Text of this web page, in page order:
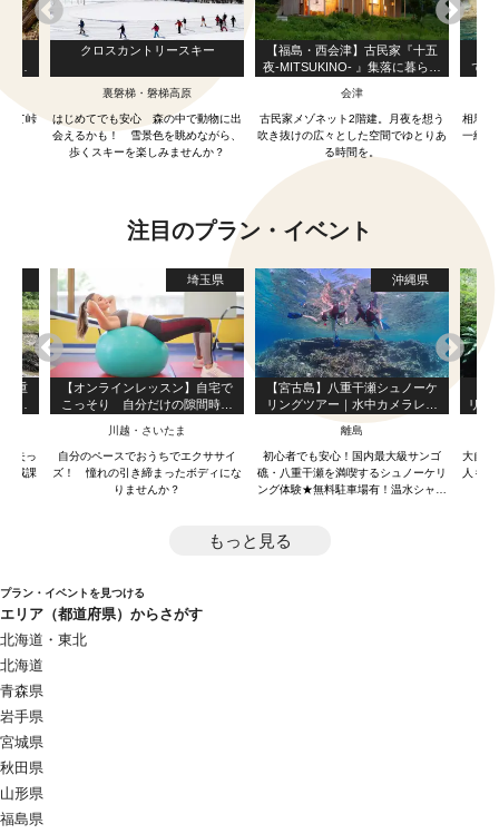
えて峠
クロスカントリースキー
裏磐梯・磐梯高原
はじめてでも安心 森の中で動物に出
会えるかも！ 雪景色を眺めながら、
歩くスキーを楽しみませんか？
【福島・西会津】古民家『十五
夜-MITSUKINO- 』集落に暮らす
会津
古民家メゾネット2階建。月夜を想う
吹き抜けの広々とした空間でゆとりあ
る時間を。
でめ
相馬市
一緒に
注目のプラン・イベント
貴重
を失っ
地域課
埼玉県
【オンラインレッスン】自宅で
こっそり 自分だけの隙間時間
ク！
川越・さいたま
自分のペースでおうちでエクササイ
ズ！ 憧れの引き締まったボディにな
りませんか？
沖縄県
【宮古島】八重干瀬シュノーケ
リングツアー｜水中カメラレン
タル無料＆写真データプレゼン
ト（２～３ポイント案内）
離島
初心者でも安心！国内最大級サンゴ
礁・八重干瀬を満喫するシュノーケリ
ング体験★無料駐車場有！温水シャワ
リバ
大自然
人も
もっと見る
プラン・イベントを見つける
エリア（都道府県）からさがす
北海道・東北
北海道
青森県
岩手県
宮城県
秋田県
山形県
福島県